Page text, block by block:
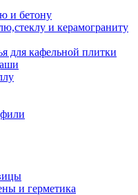
и бетону
и керамограниту
для кафельной плитки
и герметика